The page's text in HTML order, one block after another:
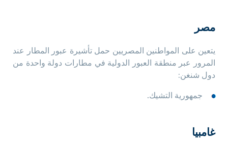
مصر
يتعين على المواطنين المصريين حمل تأشيرة عبور المطار عند
المرور عبر منطقة العبور الدولية في مطارات دولة واحدة من
دول شنغن:
جمهورية التشيك.
غامبيا